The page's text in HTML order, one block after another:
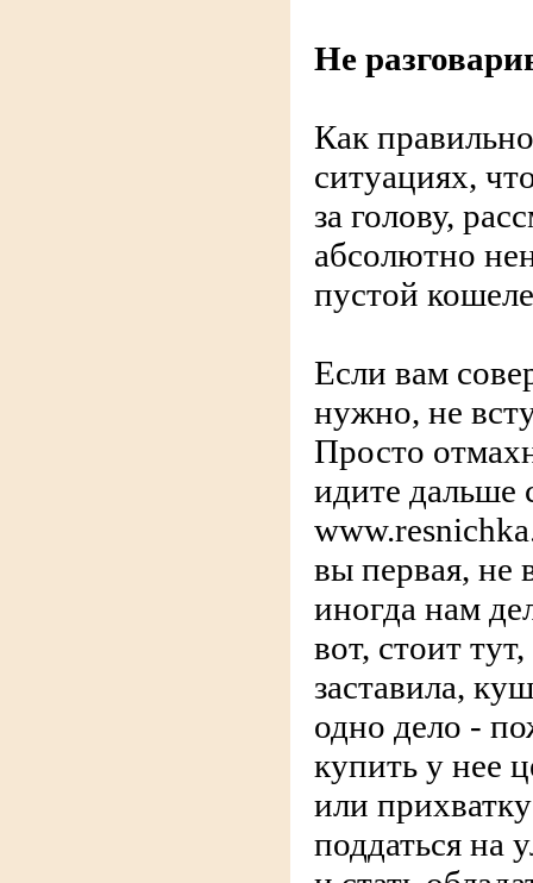
Не
Как
ситуациях,
за голову,
абсолютно
пустой
Если вам
нужно, не
Просто
идите дальше
вы первая, не
иногда нам
вот, стоит
заставила,
одно дело -
купить у нее
или
поддаться на